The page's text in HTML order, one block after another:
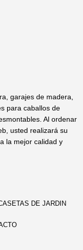
garajes de madera,
para caballos de
Al ordenar
usted realizará su
la mejor calidad y
DE JARDIN